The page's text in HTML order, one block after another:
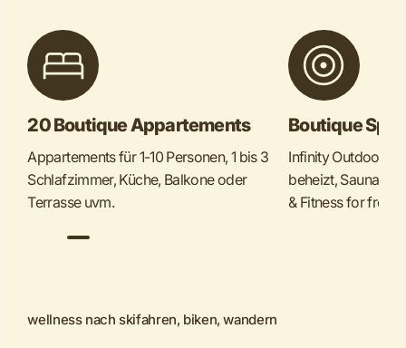
20 Boutique Appartements
Appartements für 1-10 Personen, 1 bis 3
Schlafzimmer, Küche, Balkone oder
Terrasse uvm.
Boutique Spa
Infinity Outdoor
beheizt, Sauna,
& Fitness for free
wellness nach skifahren, biken, wandern